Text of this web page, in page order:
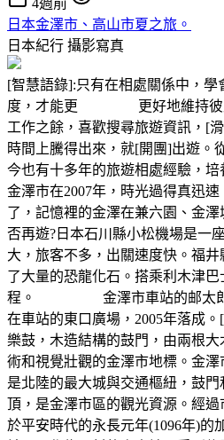
日本金澤市、高山市夏之旅。
日本紀行 攝影寫真
[智慧語錄]:只有在相處關係中，學
度，才能更 更好地維持彼此
工作之餘，喜歡搜尋旅遊資訊，[
時間上騰得出來，就[開團]出遊。
今也有十多年的旅遊相處經驗，
金澤市在2007年，時光過得真迅
了，記憶裡的金澤在兼六園、金
否再遊?日本石川縣小松機場是一
大，旅客不多，出關速度快。福
了大量的恐龍化石。搭乘利木津
程。 金澤市車站的邮太郎，
在車站的東口廣場，2005年落成
樂鼓，木造結構的鼓門，由兩根
術和視覺壯觀的金澤市地標。金
是北陸的最大城與交通樞紐，鼓
頂，是金澤市區的觀光資源。經
於平安時代的永長元年(1096年)的